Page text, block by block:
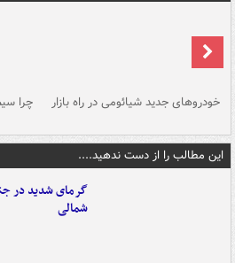
خودروهای جدید شیائومی در راه بازار چرا
این مطالب را از دست ندهید....
گرمای شدید در
شمالی